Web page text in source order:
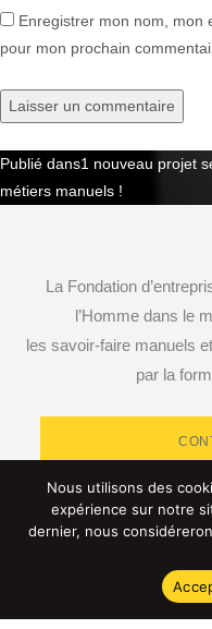
Enregistrer mon nom, mon
pour mon prochain
Navigation
Publié dans1 nouveau projet
métiers manuels !
La Fondation
l’Homme dans le
les savoir-faire manuels
par la
RETROUVEZ-NOUS SUR LES
Nous utilisons des
expérience sur notre
dernier, nous